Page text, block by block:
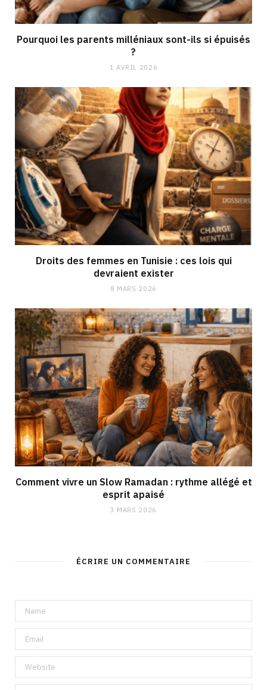
Pourquoi les parents milléniaux sont-ils si épuisés
?
1 AVRIL 2026
Droits des femmes en Tunisie : ces lois qui
devraient exister
8 MARS 2026
Comment vivre un Slow Ramadan : rythme allégé et
esprit apaisé
3 MARS 2026
ÉCRIRE UN COMMENTAIRE